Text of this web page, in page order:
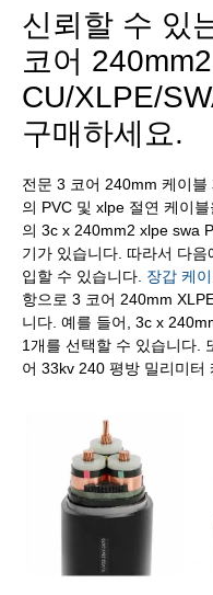
신뢰할 수 있
코어 240mm2
CU/XLPE/
구매하세요.
전문 3 코어 240mm 케이블
의 PVC 및 xlpe 절연 케이
의 3c x 240mm2 xlpe swa
기가 있습니다. 따라서 다
입할 수 있습니다. 장갑 케
항으로 3 코어 240mm
니다. 예를 들어, 3c x
1개를 선택할 수 있습니다.
어 33kv 240 평방 밀리미터